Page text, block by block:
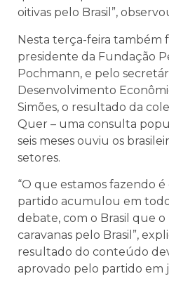
oitivas pelo Brasil”,
Nesta terça-feira também
presidente da Fundação
Pochmann, e pelo
Desenvolvimento
Simões, o resultado da
Quer – uma consulta
seis meses ouviu os
setores.
“O que estamos fazendo
partido acumulou em
debate, com o Brasil que
caravanas pelo Brasil”,
resultado do conteúdo
aprovado pelo partido em